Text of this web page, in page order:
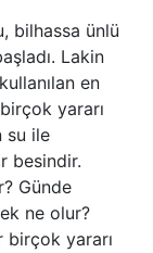
bilhassa ünlü
Lakin
en
yararı
su ile
besindir.
Günde
ne olur?
birçok yararı